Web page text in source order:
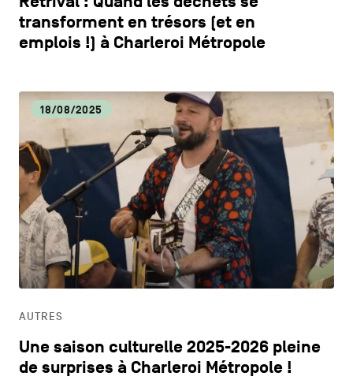
transforment en trésors (et en
emplois !) à Charleroi Métropole
18/08/2025
AUTRES
Une saison culturelle 2025-2026 pleine
de surprises à Charleroi Métropole !